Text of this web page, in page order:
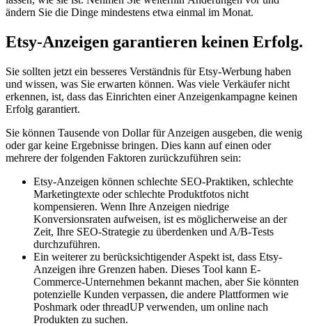
ändern Sie die Dinge mindestens etwa einmal im Monat.
Etsy-Anzeigen garantieren keinen Erfolg.
Sie sollten jetzt ein besseres Verständnis für Etsy-Werbung haben
und wissen, was Sie erwarten können. Was viele Verkäufer nicht
erkennen, ist, dass das Einrichten einer Anzeigenkampagne keinen
Erfolg garantiert.
Sie können Tausende von Dollar für Anzeigen ausgeben, die wenig
oder gar keine Ergebnisse bringen. Dies kann auf einen oder
mehrere der folgenden Faktoren zurückzuführen sein:
Etsy-Anzeigen können schlechte SEO-Praktiken, schlechte
Marketingtexte oder schlechte Produktfotos nicht
kompensieren. Wenn Ihre Anzeigen niedrige
Konversionsraten aufweisen, ist es möglicherweise an der
Zeit, Ihre SEO-Strategie zu überdenken und A/B-Tests
durchzuführen.
Ein weiterer zu berücksichtigender Aspekt ist, dass Etsy-
Anzeigen ihre Grenzen haben. Dieses Tool kann E-
Commerce-Unternehmen bekannt machen, aber Sie könnten
potenzielle Kunden verpassen, die andere Plattformen wie
Poshmark oder threadUP verwenden, um online nach
Produkten zu suchen.